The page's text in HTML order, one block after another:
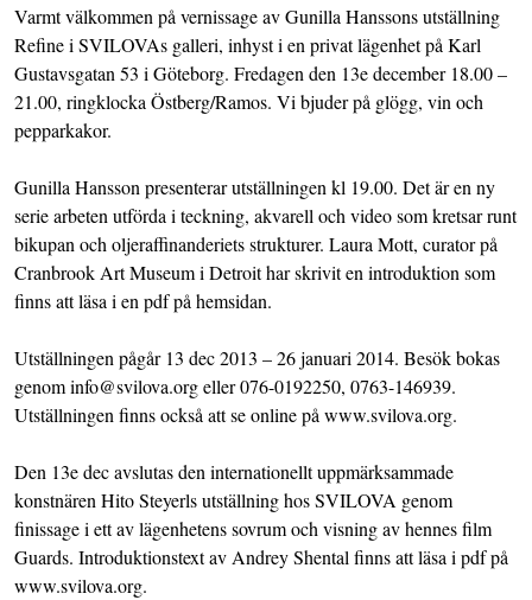
Varmt välkommen på vernissage av Gunilla Hanssons utställning
Refine i SVILOVAs galleri, inhyst i en privat lägenhet på Karl
Gustavsgatan 53 i Göteborg. Fredagen den 13e december 18.00 –
21.00, ringklocka Östberg/Ramos. Vi bjuder på glögg, vin och
pepparkakor.
Gunilla Hansson presenterar utställningen kl 19.00. Det är en ny
serie arbeten utförda i teckning, akvarell och video som kretsar runt
bikupan och oljeraffinanderiets strukturer. Laura Mott, curator på
Cranbrook Art Museum i Detroit har skrivit en introduktion som
finns att läsa i en pdf på hemsidan.
Utställningen pågår 13 dec 2013 – 26 januari 2014. Besök bokas
genom info@svilova.org eller 076-0192250, 0763-146939.
Utställningen finns också att se online på www.svilova.org.
Den 13e dec avslutas den internationellt uppmärksammade
konstnären Hito Steyerls utställning hos SVILOVA genom
finissage i ett av lägenhetens sovrum och visning av hennes film
Guards. Introduktionstext av Andrey Shental finns att läsa i pdf på
www.svilova.org.